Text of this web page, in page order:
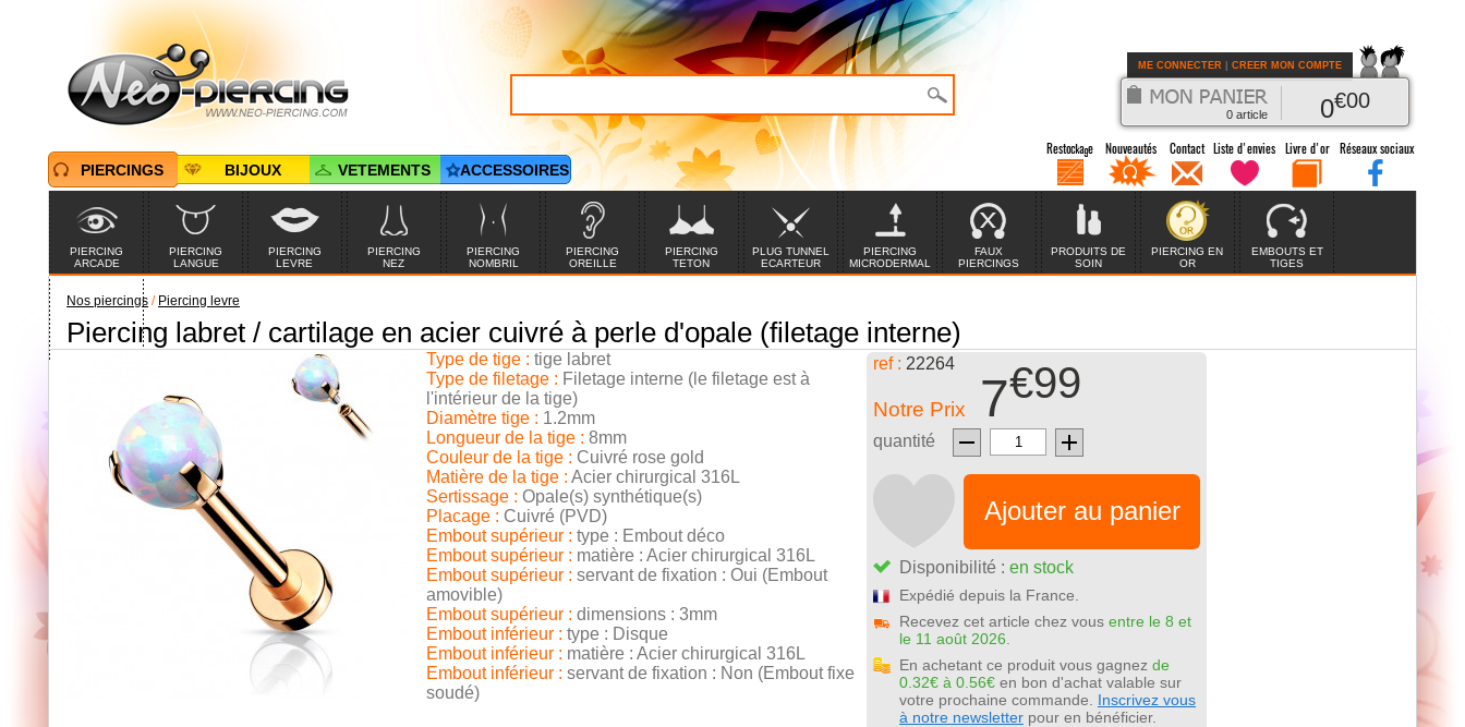
0 article 0€00
ME CONNECTER CREER MON COMPTE
PIERCINGS
PIERCING
ARCADE
PIERCING
LANGUE
PIERCING
LEVRE
PIERCING
NEZ
PIERCING
NOMBRIL
PIERCING
OREILLE
PIERCING
TETON
PLUG TUNNEL
ECARTEUR
PIERCING
MICRODERMAL
FAUX
PIERCINGS
PRODUITS DE
SOIN
PIERCING EN
OR
EMBOUTS ET
TIGES
PIERCINGS EN
PROMOTION
BIJOUX VETEMENTS ACCESSOIRES
Nos piercings / Piercing levre
Piercing labret / cartilage en acier cuivré à perle d'opale (filetage interne)
ref : 22264
Notre Prix 7€99
quantité
Ajouter au panier
Disponibilité : en stock
Expédié depuis la France.
Recevez cet article chez vous entre le 8 et
le 11 août 2026.
En achetant ce produit vous gagnez de
0.32€ à 0.56€ en bon d'achat valable sur
votre prochaine commande. Inscrivez vous
à notre newsletter pour en bénéficier.
Type de tige : tige labret
Type de filetage : Filetage interne (le filetage est à
l'intérieur de la tige)
Diamètre tige : 1.2mm
Longueur de la tige : 8mm
Couleur de la tige : Cuivré rose gold
Matière de la tige : Acier chirurgical 316L
Sertissage : Opale(s) synthétique(s)
Placage : Cuivré (PVD)
Embout supérieur : type : Embout déco
Embout supérieur : matière : Acier chirurgical 316L
Embout supérieur : servant de fixation : Oui (Embout
amovible)
Embout supérieur : dimensions : 3mm
Embout inférieur : type : Disque
Embout inférieur : matière : Acier chirurgical 316L
Embout inférieur : servant de fixation : Non (Embout fixe
soudé)